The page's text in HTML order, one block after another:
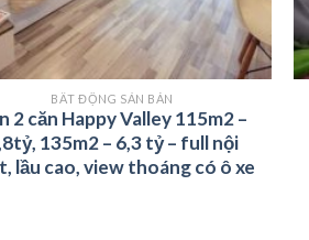
BẤT ĐỘNG SẢN BÁN
2 căn Happy Valley 115m2 –
135m2 – 6,3 tỷ – full nội
lầu cao, view thoáng có ô xe